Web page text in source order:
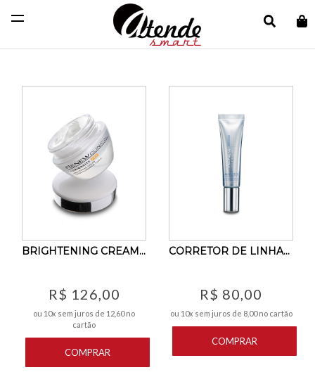
Meus pedidos
Ampolas
Avon Care
Renew
BRIGHTENING CREAM CREME CLAREADOR FACIAL 30 G
R$ 126,00
ou 10x sem juros de 12,60 no
cartão
COMPRAR
CORRETOR DE LINHAS E RUGAS PARA A ÁREA DOS OLHOS 1
R$ 80,00
ou 10x sem juros de 8,00 no cartão
COMPRAR